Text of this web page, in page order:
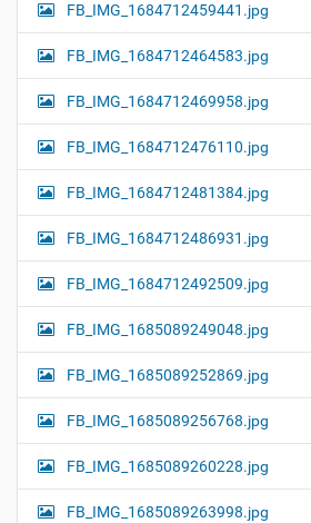
FB_IMG_1684712459441.jpg
FB_IMG_1684712464583.jpg
FB_IMG_1684712469958.jpg
FB_IMG_1684712476110.jpg
FB_IMG_1684712481384.jpg
FB_IMG_1684712486931.jpg
FB_IMG_1684712492509.jpg
FB_IMG_1685089249048.jpg
FB_IMG_1685089252869.jpg
FB_IMG_1685089256768.jpg
FB_IMG_1685089260228.jpg
FB_IMG_1685089263998.jpg